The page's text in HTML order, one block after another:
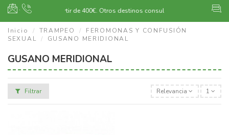
·
Envío gratuito a partir de 400€. Otros destinos consultar
Inicio TRAMPEO
FEROMONAS Y CONFUSIÓN
SEXUAL
GUSANO MERIDIONAL
GUSANO MERIDIONAL
Filtrar Relevancia 1